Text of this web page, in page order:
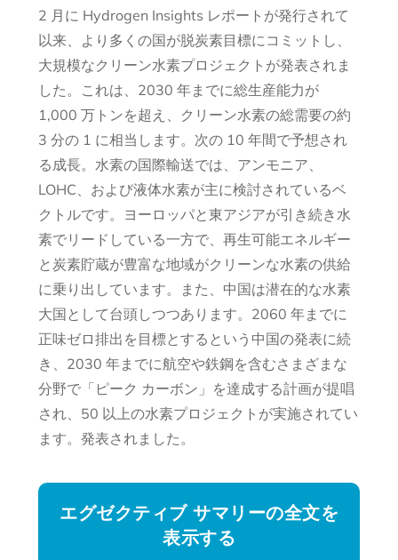
2 月に Hydrogen Insights レポートが発行されて
以来、より多くの国が脱炭素目標にコミットし、
大規模なクリーン水素プロジェクトが発表されま
した。これは、2030 年までに総生産能力が
1,000 万トンを超え、クリーン水素の総需要の約
3 分の 1 に相当します。次の 10 年間で予想され
る成長。水素の国際輸送では、アンモニア、
LOHC、および液体水素が主に検討されているベ
クトルです。ヨーロッパと東アジアが引き続き水
素でリードしている一方で、再生可能エネルギー
と炭素貯蔵が豊富な地域がクリーンな水素の供給
に乗り出しています。また、中国は潜在的な水素
大国として台頭しつつあります。2060 年までに
正味ゼロ排出を目標とするという中国の発表に続
き、2030 年までに航空や鉄鋼を含むさまざまな
分野で「ピーク カーボン」を達成する計画が提唱
され、50 以上の水素プロジェクトが実施されてい
ます。発表されました。
エグゼクティブ サマリーの全文を
表示する